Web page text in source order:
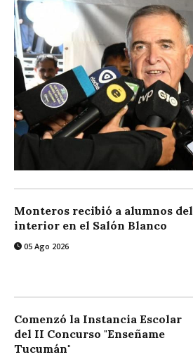
Monteros recibió a alumnos del
interior en el Salón Blanco
05 Ago 2026
Comenzó la Instancia Escolar
del II Concurso "Enseñame
Tucumán"